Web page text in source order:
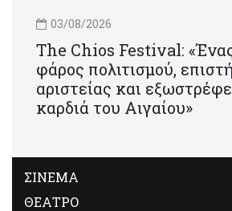
03/08/2026
Τhe Chios Festival:
φάρος πολιτισμού,
αριστείας και
καρδιά του Αιγαίου»
ΣΙΝΕΜΑ
ΘΕΑΤΡΟ